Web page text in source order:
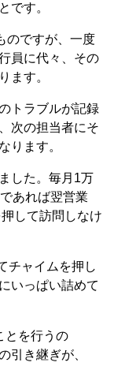
です。
のですが、一度
員に代々、その
ます。
トラブルが記録
次の担当者にそ
ります。
した。毎月1万
あれば翌営業
して訪問しなけ
チャイムを押し
いっぱい詰めて
とを行うの
引き継ぎが、